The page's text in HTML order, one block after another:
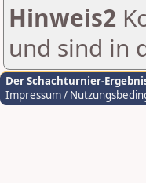
Hinweis2
und sind in
Der Schachturnier-
Impressum /